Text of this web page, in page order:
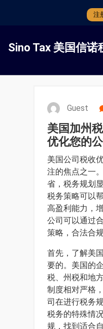
注
Sino Tax 美国信
Guest
美国加州
优化您的
美国公司税收
注的焦点之一
省，税务规划
税务策略可以
高盈利能力，
公司可以通过
策略，合法合
首先，了解美
要的。美国的
税、州税和地
制度相对严格
司在进行税务
税务的特殊情
规，找到适合